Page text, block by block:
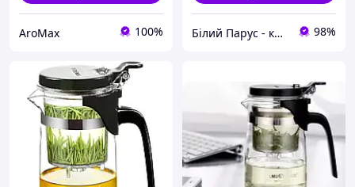
AroMax 100% Білий Парус - комплексне обслуговування в сегменті HoReCa та B2B 98%